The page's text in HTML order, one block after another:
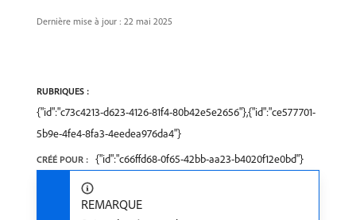
Dernière mise à jour : 22 mai 2025
RUBRIQUES :
{"id":"c73c4213-d623-4126-81f4-80b42e5e2656"},{"id":"ce577701-
5b9e-4fe4-8fa3-4eedea976da4"}
CRÉÉ POUR : {"id":"c66ffd68-0f65-42bb-aa23-b4020f12e0bd"}
REMARQUE